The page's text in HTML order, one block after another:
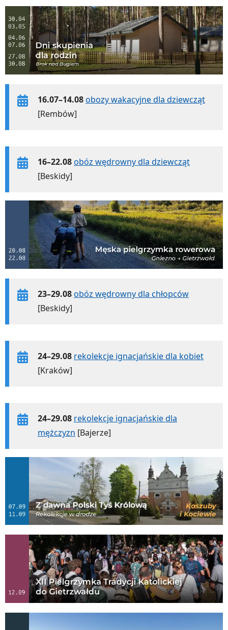
16.07–14.08obozy wakacyjne dla dziewcząt
[Rembów]
16–22.08obóz wędrowny dla dziewcząt
[Beskidy]
23–29.08obóz wędrowny dla chłopców
[Beskidy]
24–29.08 rekolekcje ignacjańskie dla kobiet
[Kraków]
24–29.08 rekolekcje ignacjańskie dla
mężczyzn [Bajerze]